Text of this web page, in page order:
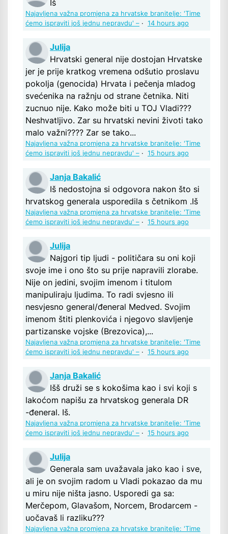
Iš
Najavljena važna promjena za hrvatske branitelje: 'Time
ćemo ispraviti još jednu nepravdu' – · 14 hours ago
Julija
Hrvatski general nije dostojan Hrvatske
jer je prije kratkog vremena odšutio proslavu
pokolja (genocida) Hrvata i pečenja mladog
svećenika na ražnju od strane četnika. Niti
zucnuo nije. Kako može biti u TOJ Vladi???
Neshvatljivo. Zar su hrvatski nevini životi tako
malo važni???? Zar se tako...
Najavljena važna promjena za hrvatske branitelje: 'Time
ćemo ispraviti još jednu nepravdu' – · 15 hours ago
Janja Bakalić
Iš nedostojna si odgovora nakon što si
hrvatskog generala usporedila s četnikom .Iš
Najavljena važna promjena za hrvatske branitelje: 'Time
ćemo ispraviti još jednu nepravdu' – · 15 hours ago
Julija
Najgori tip ljudi - političara su oni koji
svoje ime i ono što su prije napravili zlorabe.
Nije on jedini, svojim imenom i titulom
manipuliraju ljudima. To radi svjesno ili
nesvjesno general/đeneral Medved. Svojim
imenom štiti plenkovića i njegovo slavljenje
partizanske vojske (Brezovica),...
Najavljena važna promjena za hrvatske branitelje: 'Time
ćemo ispraviti još jednu nepravdu' – · 15 hours ago
Janja Bakalić
Išš druži se s kokošima kao i svi koji s
lakoćom napišu za hrvatskog generala DR
-đeneral. Iš.
Najavljena važna promjena za hrvatske branitelje: 'Time
ćemo ispraviti još jednu nepravdu' – · 15 hours ago
Julija
Generala sam uvažavala jako kao i sve,
ali je on svojim radom u Vladi pokazao da mu
u miru nije ništa jasno. Usporedi ga sa:
Merčepom, Glavašom, Norcem, Brodarcem -
uočavaš li razliku???
Najavljena važna promjena za hrvatske branitelje: 'Time